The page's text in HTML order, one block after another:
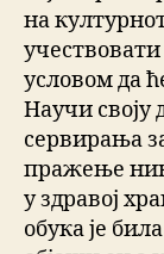
на
условом да
Научи своју
сервирања
пражење
у здравој
обука је